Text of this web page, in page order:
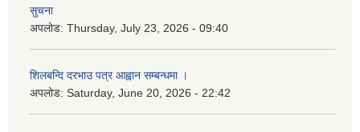
सुचना
अपलोड: Thursday, July 23, 2026 - 09:40
शिलबन्दि दरभाउ पत्र आह्वान सम्बन्धमा ।
अपलोड: Saturday, June 20, 2026 - 22:42